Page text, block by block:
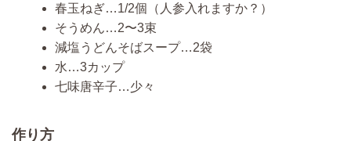
春玉ねぎ…1/2個（人参入れますか？）
そうめん…2〜3束
減塩うどんそばスープ…2袋
水…3カップ
七味唐辛子…少々
作り方